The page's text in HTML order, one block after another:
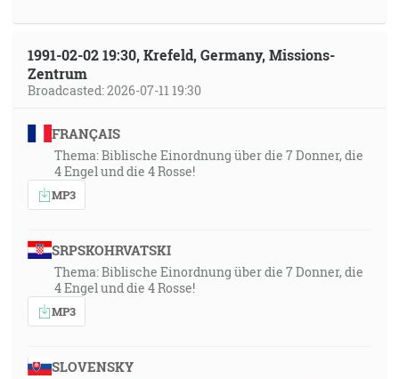
1991-02-02 19:30, Krefeld, Germany, Missions-
Zentrum
Broadcasted: 2026-07-11 19:30
FRANÇAIS
Thema: Biblische Einordnung über die 7 Donner, die
4 Engel und die 4 Rosse!
MP3
SRPSKOHRVATSKI
Thema: Biblische Einordnung über die 7 Donner, die
4 Engel und die 4 Rosse!
MP3
SLOVENSKY